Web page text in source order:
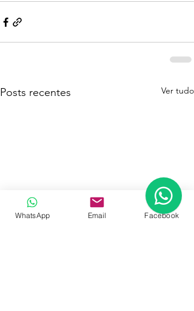
Posts recentes Ver tudo
WhatsApp Email Facebook